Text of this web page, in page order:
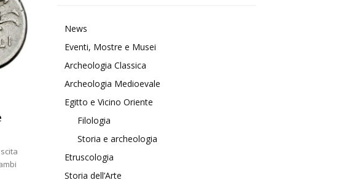
News
Eventi, Mostre e Musei
Archeologia Classica
Archeologia Medioevale
Egitto e Vicino Oriente
Filologia
Storia e archeologia
Etruscologia
Storia dell’Arte